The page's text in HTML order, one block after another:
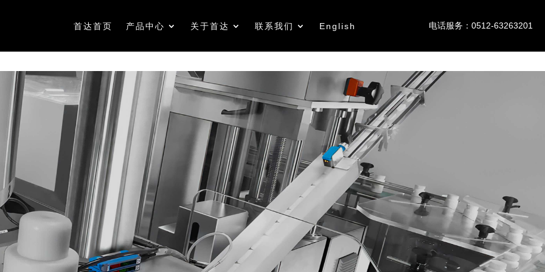
首达首页 产品中心 关于首达 联系我们 English 电话服务：0512-63263201